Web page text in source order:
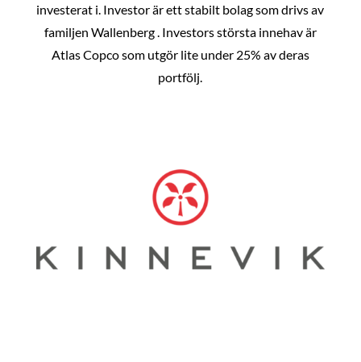
investerat i. Investor är ett stabilt bolag som drivs av
familjen Wallenberg . Investors största innehav är
Atlas Copco som utgör lite under 25% av deras
portfölj.